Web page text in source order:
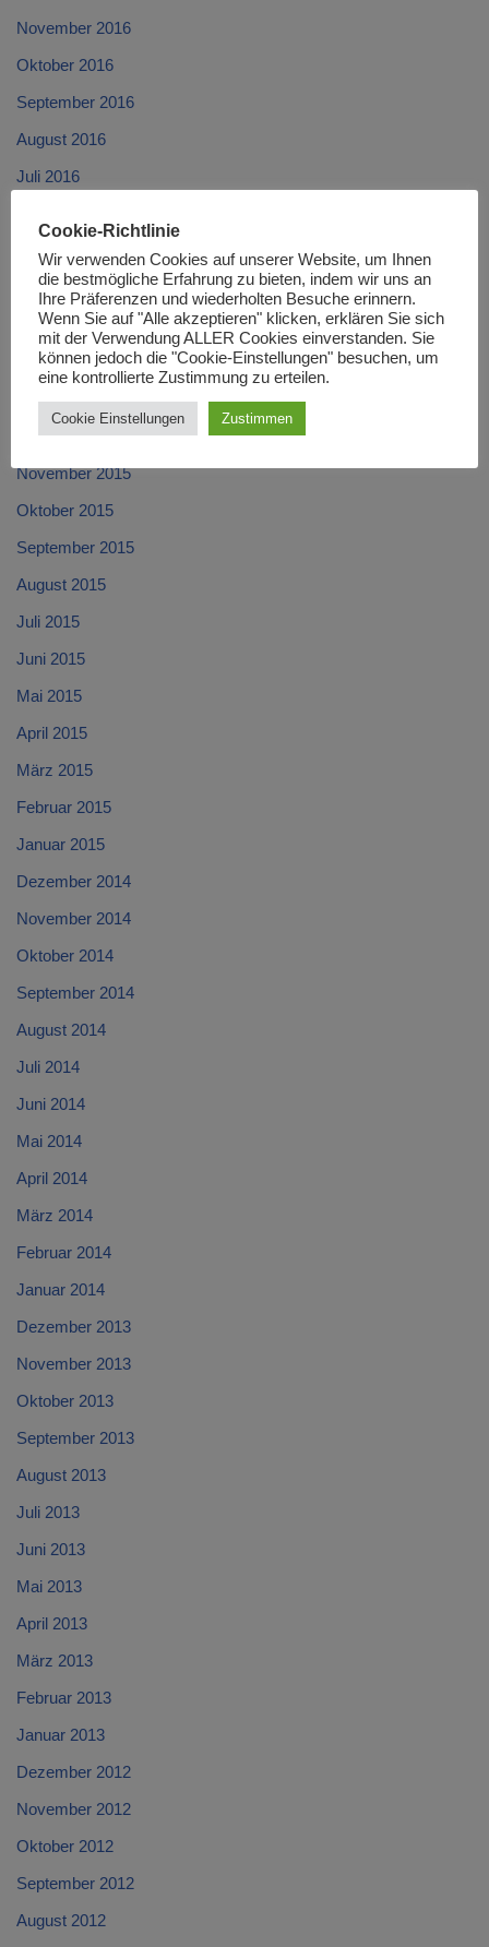
November 2016
Oktober 2016
September 2016
August 2016
Juli 2016
Mai 2016
April 2016
März 2016
Februar 2016
Januar 2016
Dezember 2015
November 2015
Oktober 2015
September 2015
August 2015
Juli 2015
Juni 2015
Mai 2015
April 2015
März 2015
Februar 2015
Januar 2015
Dezember 2014
November 2014
Oktober 2014
September 2014
August 2014
Juli 2014
Juni 2014
Mai 2014
April 2014
März 2014
Februar 2014
Januar 2014
Dezember 2013
November 2013
Oktober 2013
September 2013
August 2013
Juli 2013
Juni 2013
Mai 2013
April 2013
März 2013
Februar 2013
Januar 2013
Dezember 2012
November 2012
Oktober 2012
September 2012
August 2012
Cookie-Richtlinie
Wir verwenden Cookies auf unserer Website, um Ihnen
die bestmögliche Erfahrung zu bieten, indem wir uns an
Ihre Präferenzen und wiederholten Besuche erinnern.
Wenn Sie auf "Alle akzeptieren" klicken, erklären Sie sich
mit der Verwendung ALLER Cookies einverstanden. Sie
können jedoch die "Cookie-Einstellungen" besuchen, um
eine kontrollierte Zustimmung zu erteilen.
Cookie Einstellungen Zustimmen